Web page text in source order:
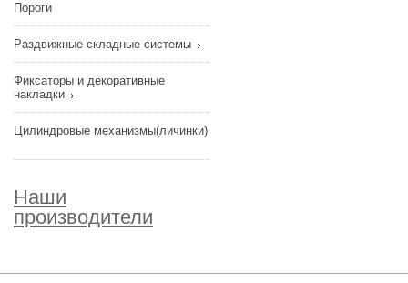
Пороги
Раздвижные-складные системы
Фиксаторы и декоративные
накладки
Цилиндровые механизмы(личинки)
Наши
производители